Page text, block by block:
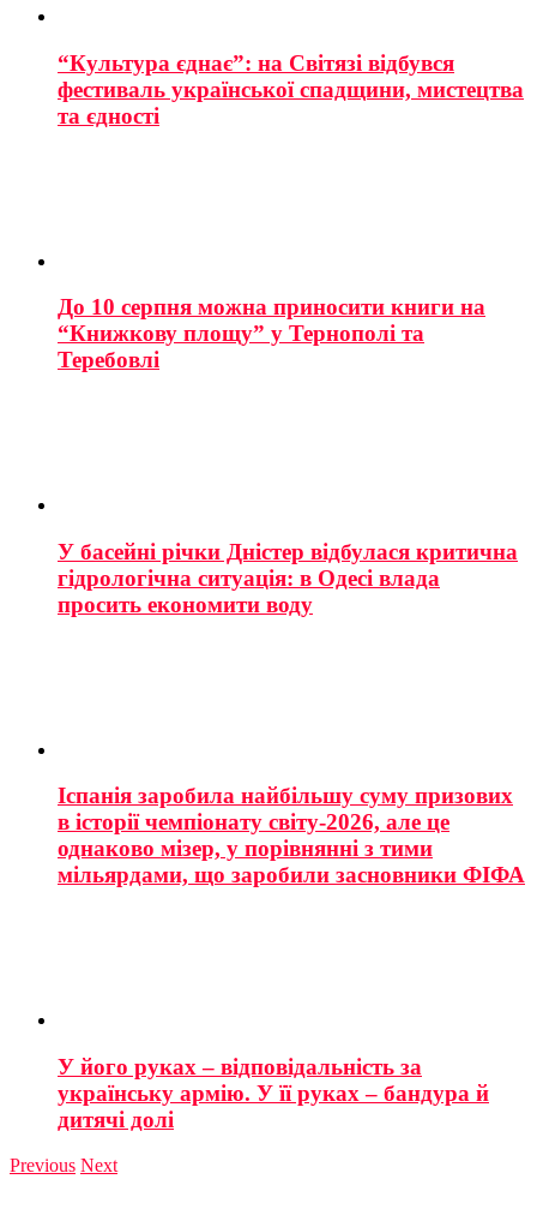
“Культура єднає”: на Світязі відбувся
фестиваль української спадщини, мистецтва
та єдності
До 10 серпня можна приносити книги на
“Книжкову площу” у Тернополі та
Теребовлі
У басейні річки Дністер відбулася критична
гідрологічна ситуація: в Одесі влада
просить економити воду
Іспанія заробила найбільшу суму призових
в історії чемпіонату світу-2026, але це
однаково мізер, у порівнянні з тими
мільярдами, що заробили засновники ФІФА
У його руках – відповідальність за
українську армію. У її руках – бандура й
дитячі долі
Previous Next